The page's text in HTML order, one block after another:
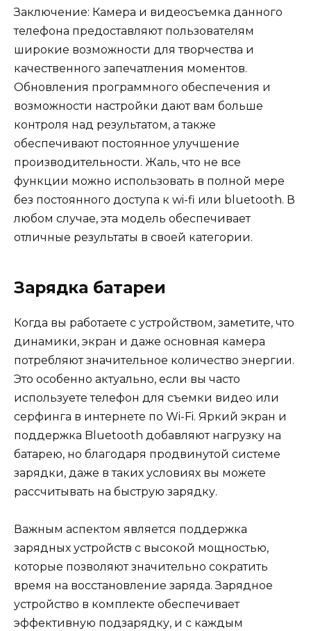
Заключение: Камера и видеосъемка данного
телефона предоставляют пользователям
широкие возможности для творчества и
качественного запечатления моментов.
Обновления программного обеспечения и
возможности настройки дают вам больше
контроля над результатом, а также
обеспечивают постоянное улучшение
производительности. Жаль, что не все
функции можно использовать в полной мере
без постоянного доступа к wi-fi или bluetooth. В
любом случае, эта модель обеспечивает
отличные результаты в своей категории.
Зарядка батареи
Когда вы работаете с устройством, заметите, что
динамики, экран и даже основная камера
потребляют значительное количество энергии.
Это особенно актуально, если вы часто
используете телефон для съемки видео или
серфинга в интернете по Wi-Fi. Яркий экран и
поддержка Bluetooth добавляют нагрузку на
батарею, но благодаря продвинутой системе
зарядки, даже в таких условиях вы можете
рассчитывать на быструю зарядку.
Важным аспектом является поддержка
зарядных устройств с высокой мощностью,
которые позволяют значительно сократить
время на восстановление заряда. Зарядное
устройство в комплекте обеспечивает
эффективную подзарядку, и с каждым